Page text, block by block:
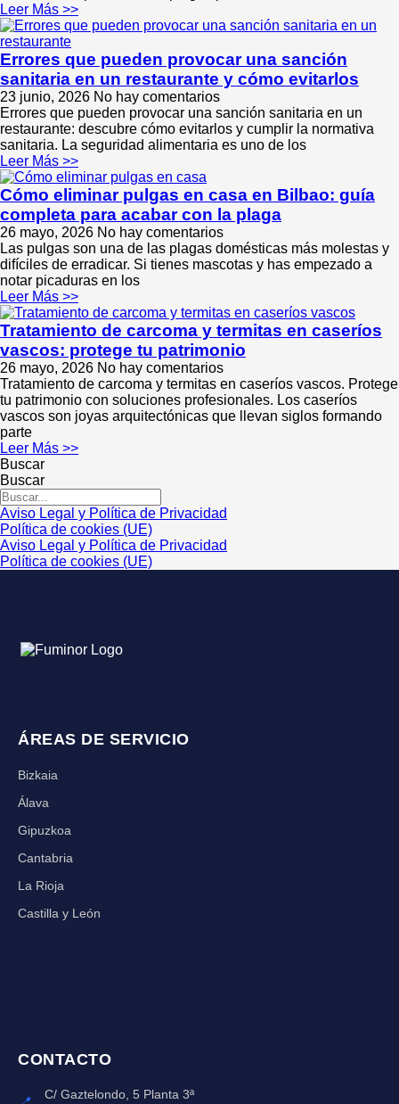
Leer Más >>
Errores que pueden provocar una sanción
sanitaria en un restaurante y cómo evitarlos
23 junio, 2026 No hay comentarios
Errores que pueden provocar una sanción sanitaria en un
restaurante: descubre cómo evitarlos y cumplir la normativa
sanitaria. La seguridad alimentaria es uno de los
Leer Más >>
Cómo eliminar pulgas en casa en Bilbao: guía
completa para acabar con la plaga
26 mayo, 2026 No hay comentarios
Las pulgas son una de las plagas domésticas más molestas y
difíciles de erradicar. Si tienes mascotas y has empezado a
notar picaduras en los
Leer Más >>
Tratamiento de carcoma y termitas en caseríos
vascos: protege tu patrimonio
26 mayo, 2026 No hay comentarios
Tratamiento de carcoma y termitas en caseríos vascos. Protege
tu patrimonio con soluciones profesionales. Los caseríos
vascos son joyas arquitectónicas que llevan siglos formando
parte
Leer Más >>
Buscar
Buscar
Aviso Legal y Política de Privacidad
Política de cookies (UE)
Aviso Legal y Política de Privacidad
Política de cookies (UE)
ÁREAS DE SERVICIO
Bizkaia
Álava
Gipuzkoa
Cantabria
La Rioja
Castilla y León
CONTACTO
C/ Gaztelondo, 5 Planta 3ª